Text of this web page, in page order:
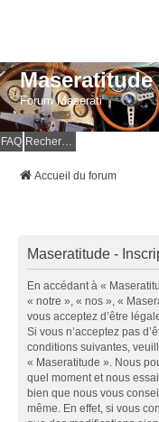
Maseratitude
Forum Maserati
FAQ
Accueil du forum
Maseratitude -
En accédant à «
« notre », « nos », «
vous acceptez d’être
Si vous n’acceptez pas
conditions suivantes,
« Maseratitude ». Nous
quel moment et nous
bien que nous vous
même. En effet, si vous